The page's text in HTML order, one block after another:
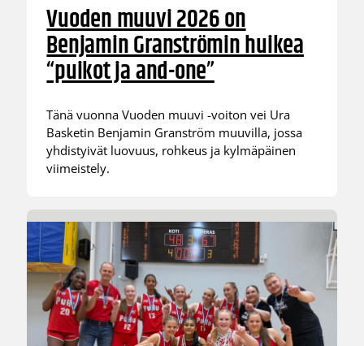
Vuoden muuvi 2026 on
Benjamin Granströmin huikea
“puikot ja and-one”
Tänä vuonna Vuoden muuvi -voiton vei Ura
Basketin Benjamin Granström muuvilla, jossa
yhdistyivät luovuus, rohkeus ja kylmäpäinen
viimeistely.